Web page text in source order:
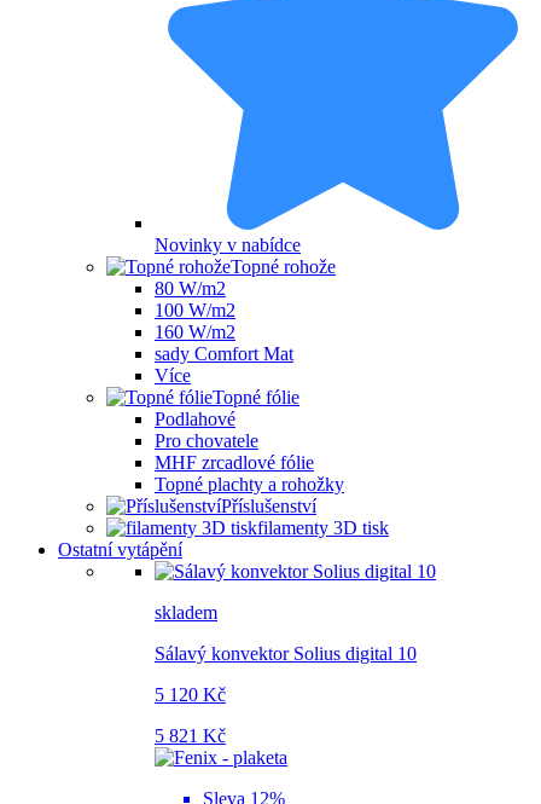
Novinky v nabídce
Topné rohože
80 W/m2
100 W/m2
160 W/m2
sady Comfort Mat
Více
Topné fólie
Podlahové
Pro chovatele
MHF zrcadlové fólie
Topné plachty a rohožky
Příslušenství
filamenty 3D tisk
Ostatní vytápění
skladem
Sálavý konvektor Solius digital 10
5 120 Kč
5 821 Kč
Sleva 12%